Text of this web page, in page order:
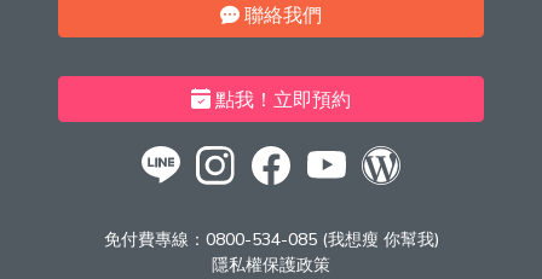
聯絡我們
點我！立即預約
免付費專線： 0800-534-085 (我想瘦 你幫我)
隱私權保護政策